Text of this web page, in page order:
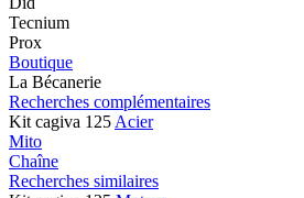
Tecnium
Prox
Boutique
La Bécanerie
Recherches complémentaires
Kit cagiva 125 Acier
Mito
Chaîne
Recherches similaires